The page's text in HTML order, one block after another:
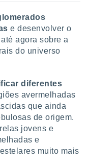
e desenvolver o
agora sobre a
do universo
diferentes
avermelhadas
que ainda
de origem.
jovens e
e
muito mais